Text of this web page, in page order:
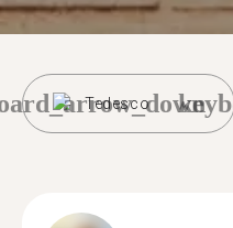
Tedesco